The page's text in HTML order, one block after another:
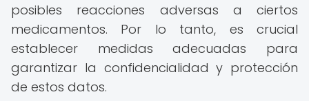
posibles reacciones adversas a ciertos
medicamentos. Por lo tanto, es crucial
establecer medidas adecuadas para
garantizar la confidencialidad y protección
de estos datos.